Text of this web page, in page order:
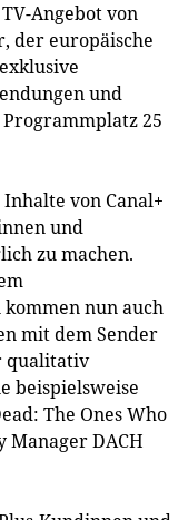
Angebot von
der europäische
und
25
von Canal+
und
zu machen.
nun auch
mit dem Sender
qualitativ
beispielsweise
The Ones Who
Manager DACH